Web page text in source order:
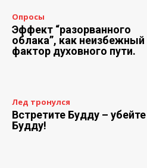
Опросы
Эффект “разорванного
облака”, как неизбежный
фактор духовного пути.
Лед тронулся
Встретите Будду – убейте
Будду!